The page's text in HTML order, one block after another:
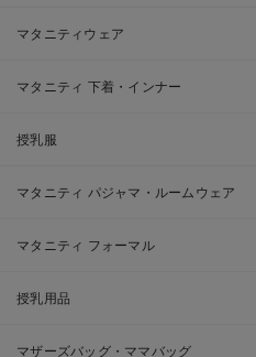
マタニティウェア
マタニティ 下着・インナー
授乳服
マタニティ パジャマ・ルームウェア
マタニティ フォーマル
授乳用品
マザーズバッグ・ママバッグ